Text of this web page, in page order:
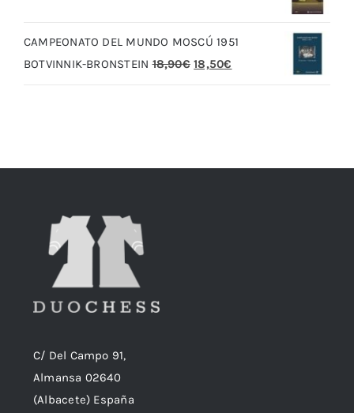
era:
20,00€.
CAMPEONATO DEL MUNDO MOSCÚ 1951
BOTVINNIK-BRONSTEIN 18,90€ El
18,50€
C/ Del Campo 91,
Almansa 02640
(Albacete) España